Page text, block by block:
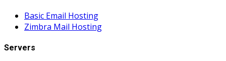
Basic Email Hosting
Zimbra Mail Hosting
Servers